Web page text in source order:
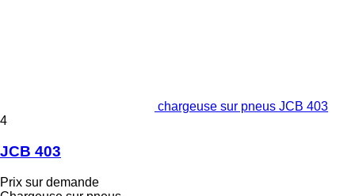
chargeuse sur pneus JCB 403
4
JCB 403
Prix sur demande